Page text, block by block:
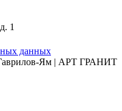
1
данных
Ям | АРТ ГРАНИТ